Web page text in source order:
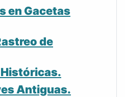
en Gacetas
de
Antiguas.